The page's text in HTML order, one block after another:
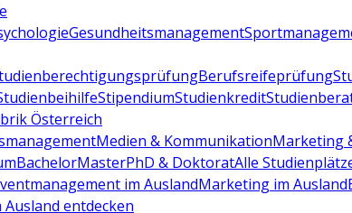
Gesundheitsmanagement
Berufsreifeprüfung
StipendiumStudienkredit
Österreich
Medien & KommunikationMarketing
BachelorMasterPhD & DoktoratAlle
im AuslandMarketing im Ausland
Ausland entdecken